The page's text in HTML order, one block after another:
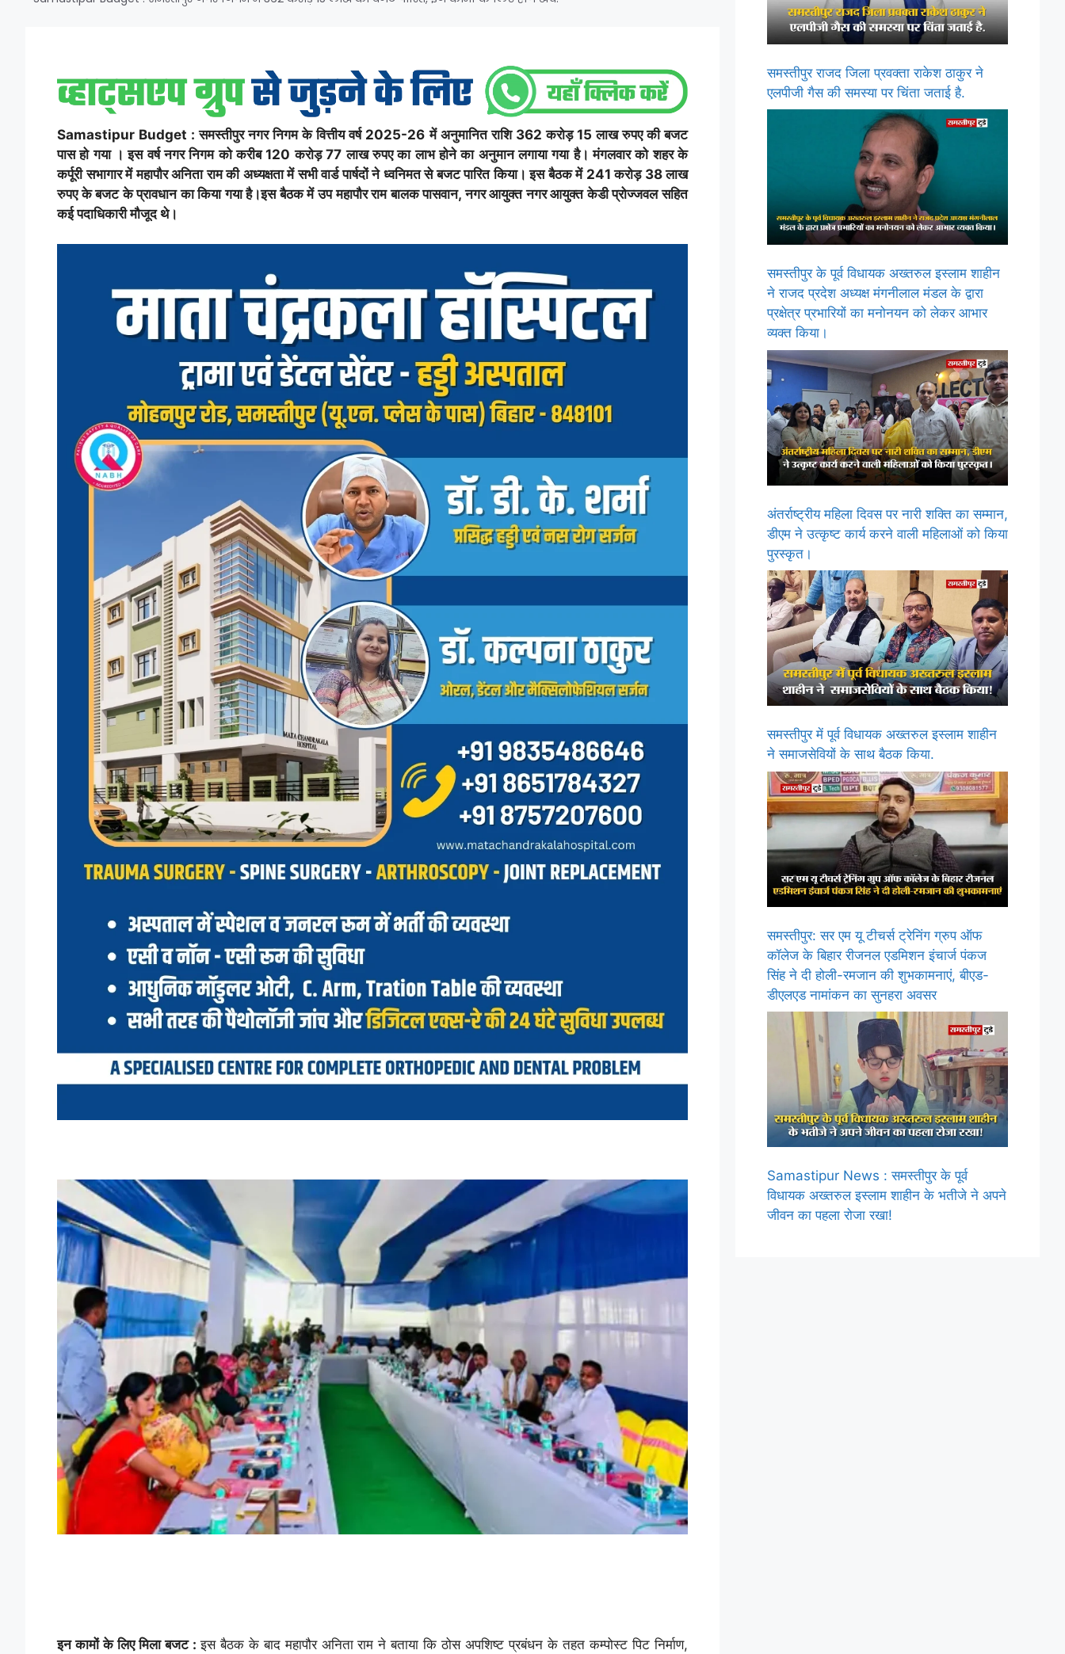
Samastipur Budget : समस्तीपुर नगर निगम के वित्तीय वर्ष 2025-26 में अनुमानित राशि 362 करोड़ 15 लाख रुपए की बजट
पास हो गया । इस वर्ष नगर निगम को करीब 120 करोड़ 77 लाख रुपए का लाभ होने का अनुमान लगाया गया है। मंगलवार को शहर के
कर्पूरी सभागार में महापौर अनिता राम की अध्यक्षता में सभी वार्ड पार्षदों ने ध्वनिमत से बजट पारित किया। इस बैठक में 241 करोड़ 38 लाख
रुपए के बजट के प्रावधान का किया गया है।इस बैठक में उप महापौर राम बालक पासवान, नगर आयुक्त नगर आयुक्त केडी प्रोज्जवल सहित
कई पदाधिकारी मौजूद थे।
इन कामों के लिए मिला बजट :इस बैठक के बाद महापौर अनिता राम ने बताया कि ठोस अपशिष्ट प्रबंधन के तहत कम्पोस्ट पिट निर्माण,
समस्तीपुर राजद जिला प्रवक्ता राकेश ठाकुर ने
एलपीजी गैस की समस्या पर चिंता जताई है.
समस्तीपुर के पूर्व विधायक अख्तरुल इस्लाम शाहीन
ने राजद प्रदेश अध्यक्ष मंगनीलाल मंडल के द्वारा
प्रक्षेत्र प्रभारियों का मनोनयन को लेकर आभार
व्यक्त किया।
अंतर्राष्ट्रीय महिला दिवस पर नारी शक्ति का सम्मान,
डीएम ने उत्कृष्ट कार्य करने वाली महिलाओं को किया
पुरस्कृत।
समस्तीपुर में पूर्व विधायक अख्तरुल इस्लाम शाहीन
ने समाजसेवियों के साथ बैठक किया.
समस्तीपुर: सर एम यू टीचर्स ट्रेनिंग ग्रुप ऑफ
कॉलेज के बिहार रीजनल एडमिशन इंचार्ज पंकज
सिंह ने दी होली-रमजान की शुभकामनाएं, बीएड-
डीएलएड नामांकन का सुनहरा अवसर
Samastipur News : समस्तीपुर के पूर्व
विधायक अख्तरुल इस्लाम शाहीन के भतीजे ने अपने
जीवन का पहला रोजा रखा!